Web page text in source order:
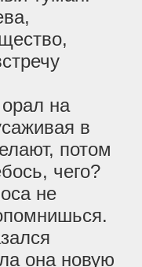
на
в
потом
чего?
не
она новую